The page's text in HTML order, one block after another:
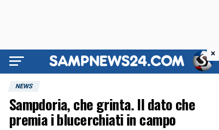
NEWS
Sampdoria, che grinta. Il dato che
premia i blucerchiati in campo
×